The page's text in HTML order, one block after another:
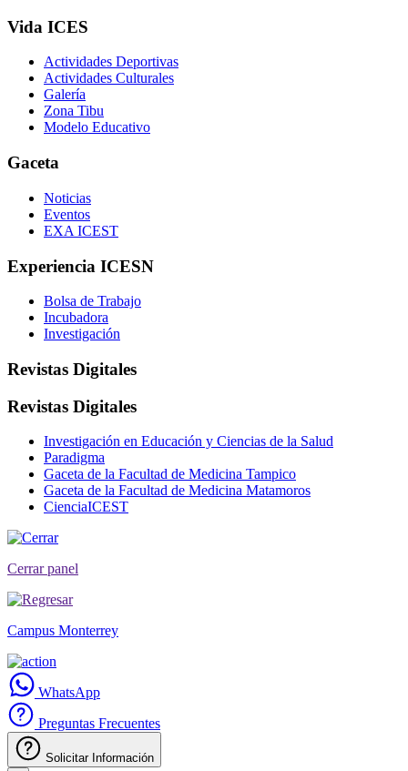
Vida ICES
Actividades Deportivas
Actividades Culturales
Galería
Zona Tibu
Modelo Educativo
Gaceta
Noticias
Eventos
EXA ICEST
Experiencia ICESN
Bolsa de Trabajo
Incubadora
Investigación
Revistas Digitales
Revistas Digitales
Investigación en Educación y Ciencias de la Salud
Paradigma
Gaceta de la Facultad de Medicina Tampico
Gaceta de la Facultad de Medicina Matamoros
CienciaICEST
Cerrar panel
Campus Monterrey
WhatsApp
Preguntas Frecuentes
Solicitar Información